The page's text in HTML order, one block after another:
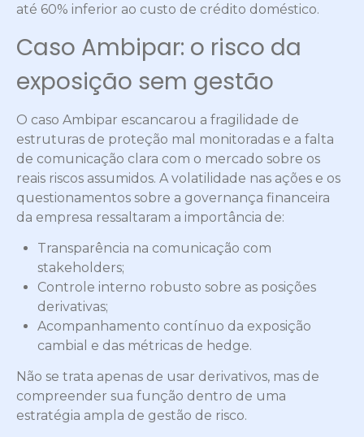
até 60% inferior ao custo de crédito doméstico.
Caso Ambipar: o risco da
exposição sem gestão
O caso Ambipar escancarou a fragilidade de
estruturas de proteção mal monitoradas e a falta
de comunicação clara com o mercado sobre os
reais riscos assumidos. A volatilidade nas ações e os
questionamentos sobre a governança financeira
da empresa ressaltaram a importância de:
Transparência na comunicação com
stakeholders;
Controle interno robusto sobre as posições
derivativas;
Acompanhamento contínuo da exposição
cambial e das métricas de hedge.
Não se trata apenas de usar derivativos, mas de
compreender sua função dentro de uma
estratégia ampla de gestão de risco.